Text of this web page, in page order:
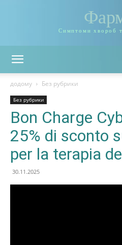
Симптоми хвороб
додому Без рубрики
Без рубрики
Bon Charge
25% di sconto
per la terapia
30.11.2025